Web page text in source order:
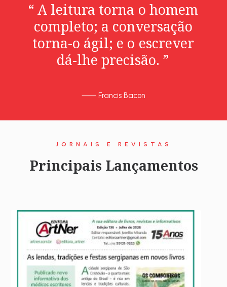
“ A leitura torna o homem
completo; a conversação
torna-o ágil; e o escrever
dá-lhe precisão. ”
⸺ Francis Bacon
JORNAIS E REVISTAS
Principais Lançamentos